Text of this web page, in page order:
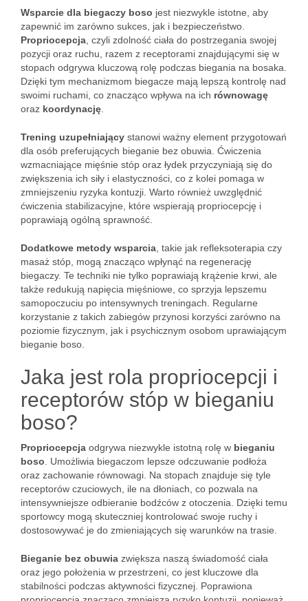
Wsparcie dla biegaczy boso jest niezwykle istotne, aby
zapewnić im zarówno sukces, jak i bezpieczeństwo.
Propriocepcja , czyli zdolność ciała do postrzegania swojej
pozycji oraz ruchu, razem z receptorami znajdującymi się w
stopach odgrywa kluczową rolę podczas biegania na bosaka.
Dzięki tym mechanizmom biegacze mają lepszą kontrolę nad
swoimi ruchami, co znacząco wpływa na ich równowagę
oraz koordynację
Trening uzupełniający stanowi ważny element przygotowań
dla osób preferujących bieganie bez obuwia. Ćwiczenia
wzmacniające mięśnie stóp oraz łydek przyczyniają się do
zwiększenia ich siły i elastyczności, co z kolei pomaga w
zmniejszeniu ryzyka kontuzji. Warto również uwzględnić
ćwiczenia stabilizacyjne, które wspierają propriocepcję i
poprawiają ogólną sprawność.
Dodatkowe metody wsparcia , takie jak refleksoterapia czy
masaż stóp, mogą znacząco wpłynąć na regenerację
biegaczy. Te techniki nie tylko poprawiają krążenie krwi, ale
także redukują napięcia mięśniowe, co sprzyja lepszemu
samopoczuciu po intensywnych treningach. Regularne
korzystanie z takich zabiegów przynosi korzyści zarówno na
poziomie fizycznym, jak i psychicznym osobom uprawiającym
bieganie boso.
Jaka jest rola propriocepcji i
receptorów stóp w bieganiu
boso?
Propriocepcja odgrywa niezwykle istotną rolę w bieganiu
boso . Umożliwia biegaczom lepsze odczuwanie podłoża
oraz zachowanie równowagi. Na stopach znajduje się tyle
receptorów czuciowych, ile na dłoniach, co pozwala na
intensywniejsze odbieranie bodźców z otoczenia. Dzięki temu
sportowcy mogą skuteczniej kontrolować swoje ruchy i
dostosowywać je do zmieniających się warunków na trasie.
Bieganie bez obuwia zwiększa naszą świadomość ciała
oraz jego położenia w przestrzeni, co jest kluczowe dla
stabilności podczas aktywności fizycznej. Poprawiona